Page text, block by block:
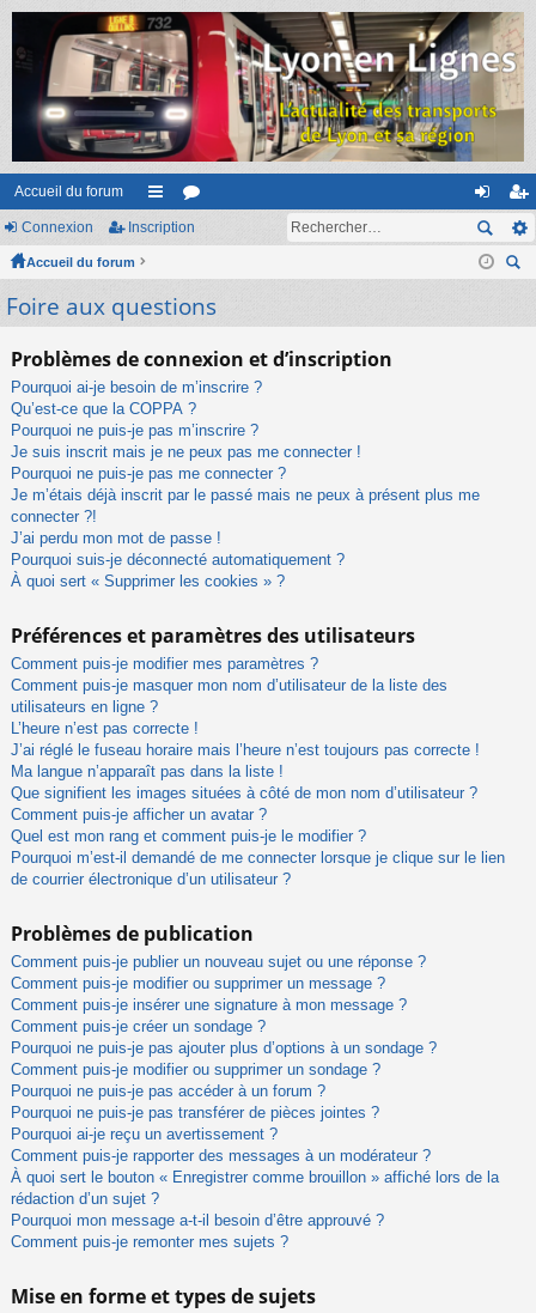
Accueil du forum
ac
ur
s
or
m
on
ne
ns
cri
Connexion Inscription
Accueil du forum
Foire aux questions
Problèmes de connexion et d’inscription
Pourquoi ai-je besoin de m’inscrire ?
Qu’est-ce que la COPPA ?
Pourquoi ne puis-je pas m’inscrire ?
Je suis inscrit mais je ne peux pas me connecter !
Pourquoi ne puis-je pas me connecter ?
Je m’étais déjà inscrit par le passé mais ne peux à présent plus me
connecter ?!
J’ai perdu mon mot de passe !
Pourquoi suis-je déconnecté automatiquement ?
À quoi sert « Supprimer les cookies » ?
Préférences et paramètres des utilisateurs
Comment puis-je modifier mes paramètres ?
Comment puis-je masquer mon nom d’utilisateur de la liste des
utilisateurs en ligne ?
L’heure n’est pas correcte !
J’ai réglé le fuseau horaire mais l’heure n’est toujours pas correcte !
Ma langue n’apparaît pas dans la liste !
Que signifient les images situées à côté de mon nom d’utilisateur ?
Comment puis-je afficher un avatar ?
Quel est mon rang et comment puis-je le modifier ?
Pourquoi m’est-il demandé de me connecter lorsque je clique sur le lien
de courrier électronique d’un utilisateur ?
Problèmes de publication
Comment puis-je publier un nouveau sujet ou une réponse ?
Comment puis-je modifier ou supprimer un message ?
Comment puis-je insérer une signature à mon message ?
Comment puis-je créer un sondage ?
Pourquoi ne puis-je pas ajouter plus d’options à un sondage ?
Comment puis-je modifier ou supprimer un sondage ?
Pourquoi ne puis-je pas accéder à un forum ?
Pourquoi ne puis-je pas transférer de pièces jointes ?
Pourquoi ai-je reçu un avertissement ?
Comment puis-je rapporter des messages à un modérateur ?
À quoi sert le bouton « Enregistrer comme brouillon » affiché lors de la
rédaction d’un sujet ?
Pourquoi mon message a-t-il besoin d’être approuvé ?
Comment puis-je remonter mes sujets ?
Mise en forme et types de sujets